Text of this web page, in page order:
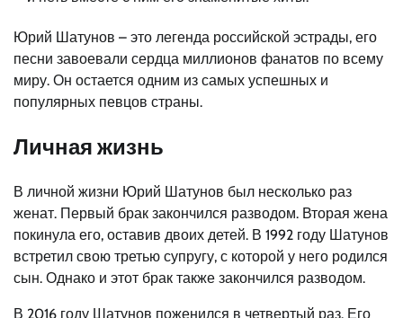
Юрий Шатунов – это легенда российской эстрады, его
песни завоевали сердца миллионов фанатов по всему
миру. Он остается одним из самых успешных и
популярных певцов страны.
Личная жизнь
В личной жизни Юрий Шатунов был несколько раз
женат. Первый брак закончился разводом. Вторая жена
покинула его, оставив двоих детей. В 1992 году Шатунов
встретил свою третью супругу, с которой у него родился
сын. Однако и этот брак также закончился разводом.
В 2016 году Шатунов поженился в четвертый раз. Его